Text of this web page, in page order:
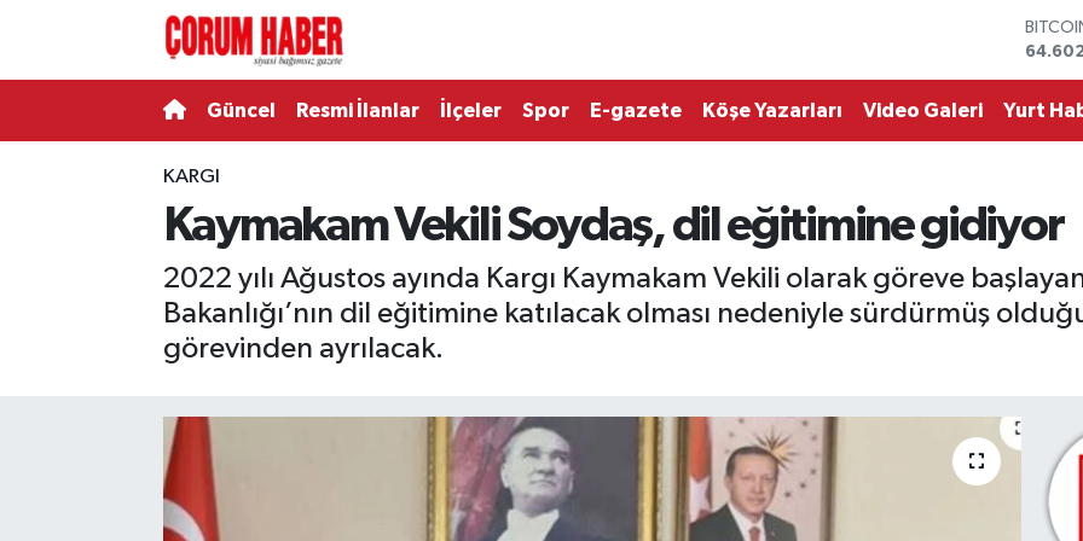
DOLAR
6513.94
BİST100
Güncel Resmi İlanlar İlçeler Spor E-gazete Köşe Yazarları Video Galeri Yurt
KARGI
Kaymakam Vekili Soydaş, dil eğitimine gidiyor
2022 yılı Ağustos ayında Kargı Kaymakam Vekili olarak göreve
Bakanlığı’nın dil eğitimine katılacak olması nedeniyle sürdürmüş
görevinden ayrılacak.
Resmi İlanlar
Çorum Namaz Vakitleri
Trafik Durumu
Süper Lig Puan Durumu ve Fikstür
Son Dakika Haberleri
Haber Arşivi